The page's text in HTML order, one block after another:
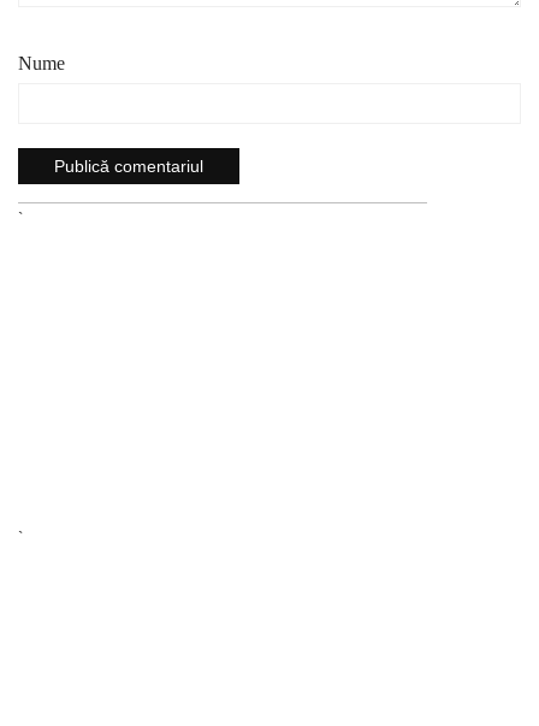
Nume
`
`